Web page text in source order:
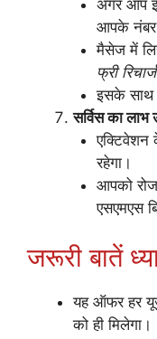
अगर आप
आपके नंबर
मैसेज में
फ्री
इसके साथ
सर्विस का लाभ
एक्टिवेशन
रहेगा।
आपको
एसएमएस
जरूरी बातें
यह ऑफर हर
को ही मिलेगा।